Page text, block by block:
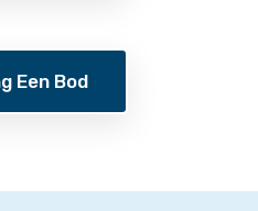
Een Bod